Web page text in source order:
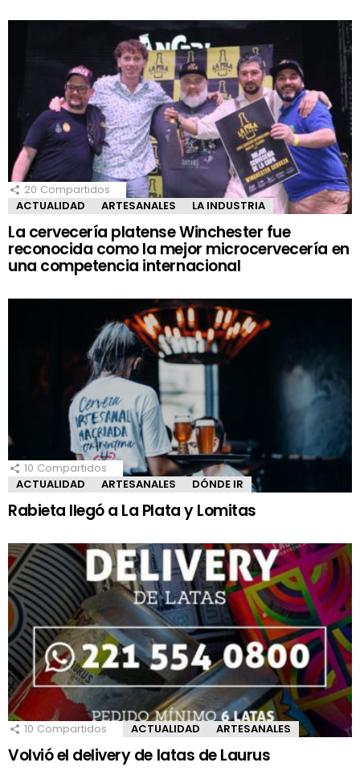
20 Compartidos
ACTUALIDAD
ARTESANALES LA INDUSTRIA
La cervecería platense Winchester fue
reconocida como la mejor microcervecería en
una competencia internacional
10 Compartidos
ACTUALIDAD
ARTESANALES DÓNDE IR
Rabieta llegó a La Plata y Lomitas
10 Compartidos ACTUALIDAD ARTESANALES
Volvió el delivery de latas de Laurus